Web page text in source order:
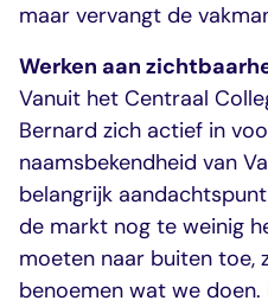
maar vervangt de
Werken aan
Vanuit het Centraal
Bernard zich actief in
naamsbekendheid van
belangrijk
de markt nog te weinig
moeten naar buiten toe,
benoemen wat we